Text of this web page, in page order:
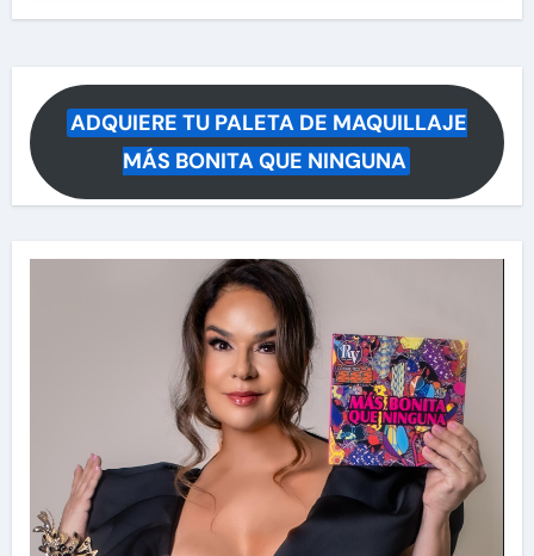
ADQUIERE TU PALETA DE MAQUILLAJE
MÁS BONITA QUE NINGUNA